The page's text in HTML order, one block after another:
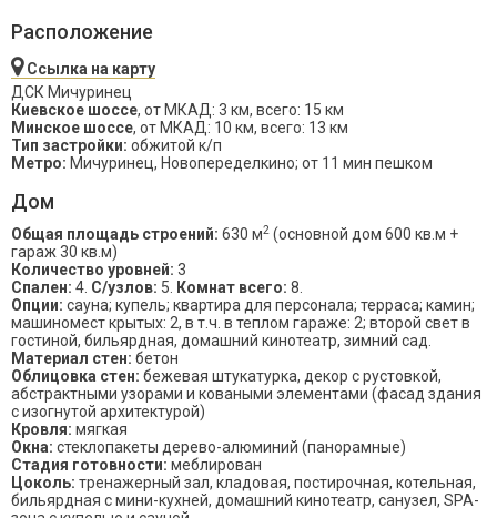
Расположение
Ссылка на карту
ДСК Мичуринец
Киевское шоссе, от МКАД: 3 км, всего: 15 км
Минское шоссе, от МКАД: 10 км, всего: 13 км
Тип застройки: обжитой к/п
Метро: Мичуринец, Новопеределкино; от 11 мин пешком
Дом
Общая площадь строений: 630 м2 (основной дом 600 кв.м +
гараж 30 кв.м)
Количество уровней: 3
Спален: 4. С/узлов: 5. Комнат всего: 8.
Опции: сауна; купель; квартира для персонала; терраса; камин;
машиномест крытых: 2, в т.ч. в теплом гараже: 2; второй свет в
гостиной, бильярдная, домашний кинотеатр, зимний сад.
Материал стен: бетон
Облицовка стен: бежевая штукатурка, декор с рустовкой,
абстрактными узорами и коваными элементами (фасад здания
с изогнутой архитектурой)
Кровля: мягкая
Окна: стеклопакеты дерево-алюминий (панорамные)
Стадия готовности: меблирован
Цоколь: тренажерный зал, кладовая, постирочная, котельная,
бильярдная с мини-кухней, домашний кинотеатр, санузел, SPA-